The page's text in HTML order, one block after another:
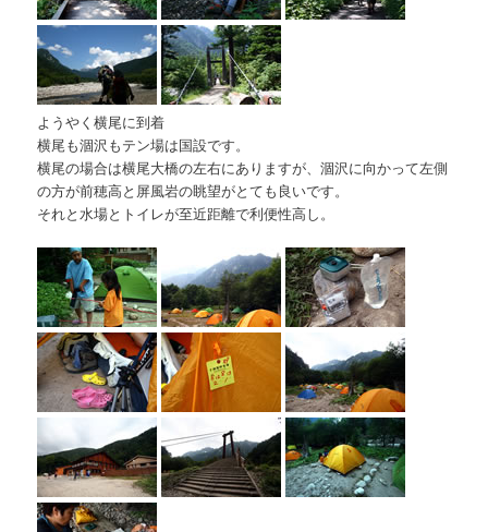
ようやく横尾に到着
横尾も涸沢もテン場は国設です。
横尾の場合は横尾大橋の左右にありますが、涸沢に向かって左側
の方が前穂高と屏風岩の眺望がとても良いです。
それと水場とトイレが至近距離で利便性高し。